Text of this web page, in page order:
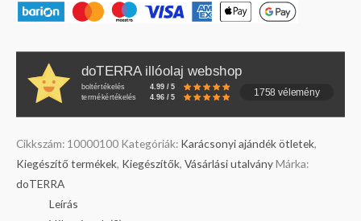
doTERRA illóolaj webshop
boltértékelés 4.99 / 5
termékértékelés 4.96 / 5 1758 vélemény
Cikkszám: 10000100 Kategóriák: Karácsonyi ajándék ötletek,
Kiegészítő termékek, Kiegészítők, Vásárlási utalványMárka:
doTERRA
Leírás